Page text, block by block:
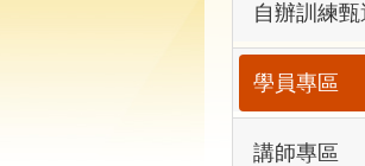
自辦訓練
學員專區
講師專區